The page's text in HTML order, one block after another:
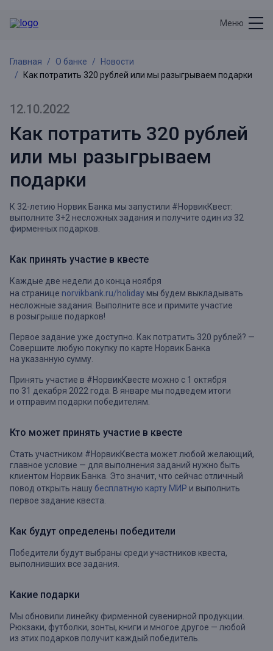
Меню
Главная О банке
Новости
Как потратить 320 рублей или мы разыгрываем подарки
12.10.2022
Как потратить 320 рублей
или мы разыгрываем
подарки
К 32-летию Норвик Банка мы запустили #НорвикКвест:
выполните 3+2 несложных задания и получите один из 32
фирменных подарков.
Как принять участие в квесте
Каждые две недели до конца ноября
на странице norvikbank.ru/holiday мы будем выкладывать
несложные задания. Выполните все и примите участие
в розыгрыше подарков!
Первое задание уже доступно. Как потратить 320 рублей? —
Совершите любую покупку по карте Норвик Банка
на указанную сумму.
Принять участие в #НорвикКвесте можно с 1 октября
по 31 декабря 2022 года. В январе мы подведем итоги
и отправим подарки победителям.
Кто может принять участие в квесте
Стать участником #НорвикКвеста может любой желающий,
главное условие — для выполнения заданий нужно быть
клиентом Норвик Банка. Это значит, что сейчас отличный
повод открыть нашубесплатную карту МИР и выполнить
первое задание квеста.
Как будут определены победители
Победители будут выбраны среди участников квеста,
выполнивших все задания.
Какие подарки
Мы обновили линейку фирменной сувенирной продукции.
Рюкзаки, футболки, зонты, книги и многое другое — любой
из этих подарков получит каждый победитель.